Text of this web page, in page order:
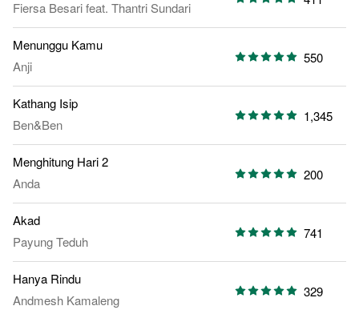
Fiersa Besarifeat. Thantri Sundari
Menunggu Kamu
Anji
550
Kathang Isip
Ben&Ben
1,345
Menghitung Hari 2
Anda
200
Akad
Payung Teduh
741
Hanya Rindu
Andmesh Kamaleng
329